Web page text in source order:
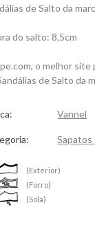
de Salto da
do salto: 8,5cm
o melhor site
de Salto da
Vannel
Sapatos
(Exterior)
(Forro)
(Sola)